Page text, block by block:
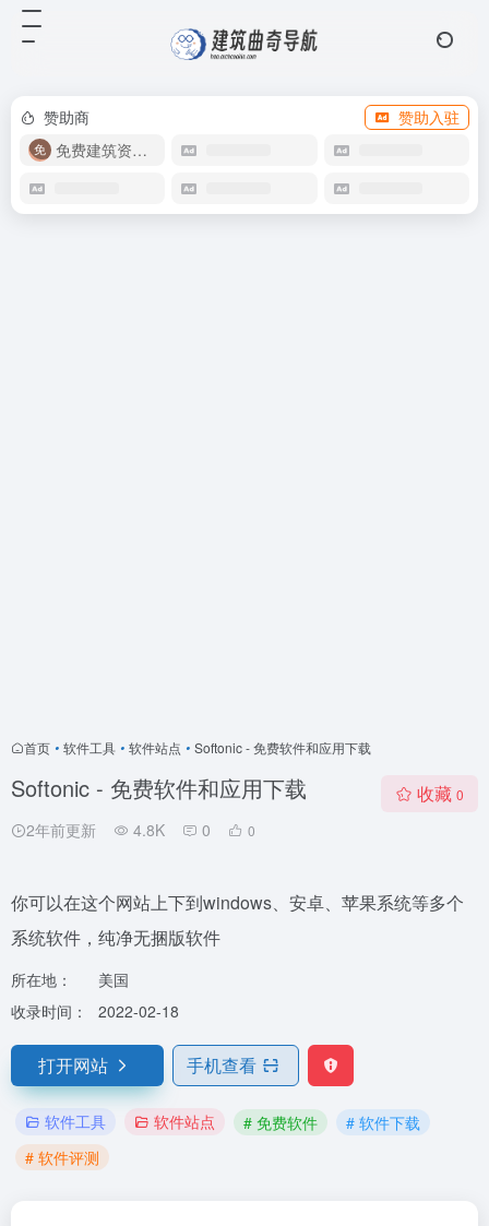
赞助商
赞助入驻
免费建筑资源库
首页 • 软件工具 • 软件站点 • Softonic - 免费软件和应用下载
Softonic - 免费软件和应用下载
2年前更新 4.8K 0 0
收藏 0
你可以在这个网站上下到windows、安卓、苹果系统等多个
系统软件，纯净无捆版软件
所在地：
美国
收录时间：
2022-02-18
打开网站 手机查看
软件工具 软件站点 # 免费软件
# 软件下载
# 软件评测